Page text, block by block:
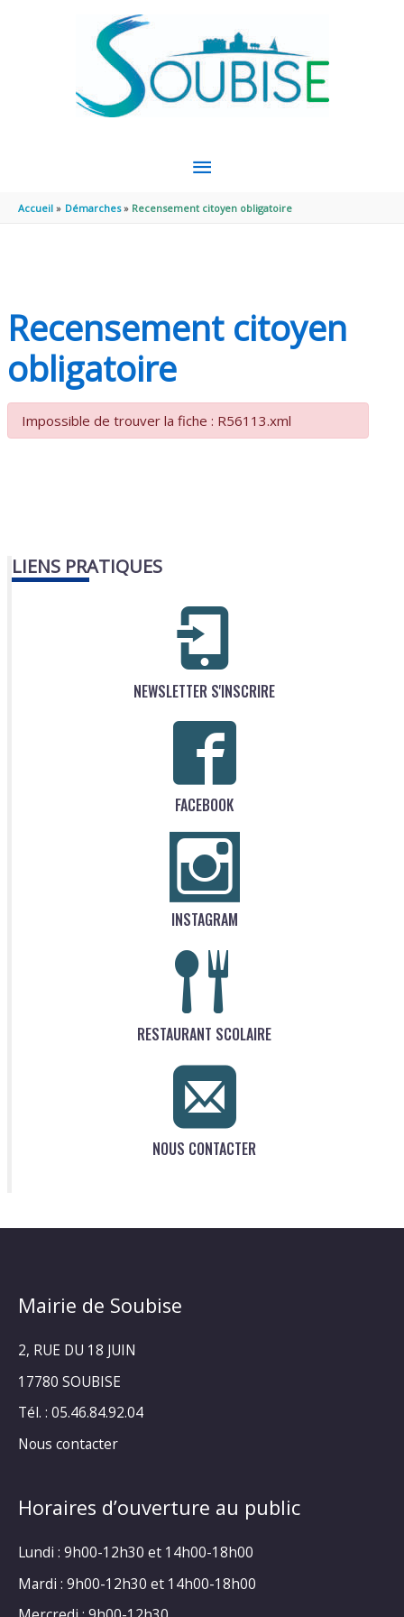
MENU
PRINCIPAL
Accueil Démarches Recensement citoyen obligatoire
Recensement citoyen
obligatoire
Impossible de trouver la fiche : R56113.xml
LIENS PRATIQUES
NEWSLETTER S'INSCRIRE
FACEBOOK
INSTAGRAM
RESTAURANT SCOLAIRE
NOUS CONTACTER
Mairie de Soubise
2, RUE DU 18 JUIN
17780 SOUBISE
Tél. : 05.46.84.92.04
Nous contacter
Horaires d’ouverture au public
Lundi : 9h00-12h30 et 14h00-18h00
Mardi : 9h00-12h30 et 14h00-18h00